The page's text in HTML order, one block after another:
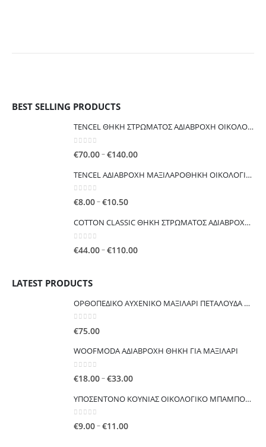
BEST SELLING PRODUCTS
TENCEL ΘΗΚΗ ΣΤΡΩΜΑΤΟΣ ΑΔΙΑΒΡΟΧΗ ΟΙΚΟΛΟΓΙΚΗ ΕΥΚΑΛΥΠΤΟΥ ISLEEP ΓΙΑ ΑΛΛΕΡΓΙΕΣ ΑΚΑΡΕΑ ΚΟΡΙΟΥΣ
€70.00–€140.00Price
€70.00
TENCEL ΑΔΙΑΒΡΟΧΗ ΜΑΞΙΛΑΡΟΘΗΚΗ ΟΙΚΟΛΟΓΙΚΗ ΕΥΚΑΛΥΠΤΟΥ
0out of 5
€8.00–€10.50Price
€8.00
€10.50
COTTON CLASSIC ΘΗKΗ ΣΤΡΩΜΑΤΟΣ ΑΔΙΑΒΡΟΧΗ ΟΙΚΟΝΟΜΙΚΗ
€44.00–€110.00Price
€110.00
LATEST PRODUCTS
ΟΡΘΟΠΕΔΙΚΟ ΑΥΧΕΝΙΚΟ ΜΑΞΙΛΑΡΙ ΠΕΤΑΛΟΥΔΑ Μαξιλάρι λαιμού από αφρό μνήμης
€75.00
WOOFMODA ΑΔΙΑΒΡΟΧΗ ΘΗΚΗ ΓΙΑ ΜΑΞΙΛΑΡΙ
€18.00–€33.00Price
€18.00
ΥΠΟΣΕΝΤΟΝΟ ΚΟΥΝΙΑΣ ΟΙΚΟΛΟΓΙΚΟ ΜΠΑΜΠΟΥ ΑΔΙΑΒΡΟΧΟ ΠΟΛΛΑΠΛΩΝ ΧΡΗΣΕΩΝ
0out of 5
€9.00–€11.00Price